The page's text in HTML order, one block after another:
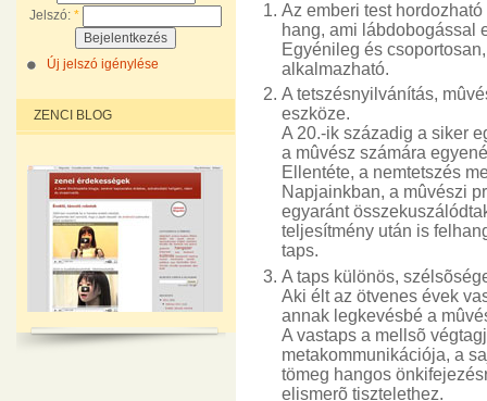
Jelszó: *
Új jelszó igénylése
ZENCI BLOG
Az emberi test
hang, ami lábdobogással
Egyénileg és
alkalmazható.
A tetszésnyilvánítás,
eszköze.
A 20.-ik századig a siker
a mûvész számára
Ellentéte, a nemtetszés
Napjainkban, a mûvészi
egyaránt
teljesítmény után is
taps.
A taps különös,
Aki élt az ötvenes évek
annak legkevésbé a
A vastaps a mellsõ
metakommunikációja, a
tömeg hangos
elismerõ tisztelethez.